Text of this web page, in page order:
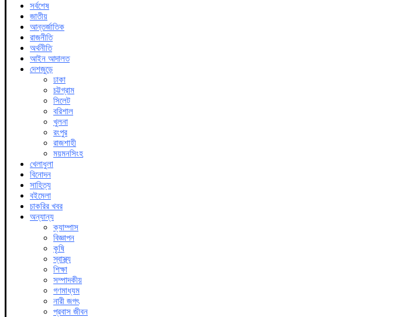
সর্বশেষ
জাতীয়
আন্তর্জাতিক
রাজনীতি
অর্থনীতি
আইন আদালত
দেশজুড়ে
ঢাকা
চট্টগ্রাম
সিলেট
বরিশাল
খুলনা
রংপুর
রাজশাহী
ময়মনসিংহ
খেলাধুলা
বিনোদন
সাহিত্য
বইমেলা
চাকরির খবর
অন্যান্য
ক্যাম্পাস
বিজ্ঞাপন
কৃষি
স্বাস্থ্য
শিক্ষা
সম্পাদকীয়
গণমাধ্যম
নারী জগৎ
প্রবাস জীবন